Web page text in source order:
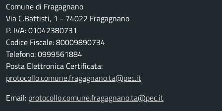
Comune di Fragagnano
Via C.Battisti, 1 - 74022 Fragagnano
P. IVA: 01042380731
Codice Fiscale: 80009890734
Telefono: 0999561884
Posta Elettronica Certificata:
protocollo.comune.fragagnano.ta@pec.it
Email: protocollo.comune.fragagnano.ta@pec.it